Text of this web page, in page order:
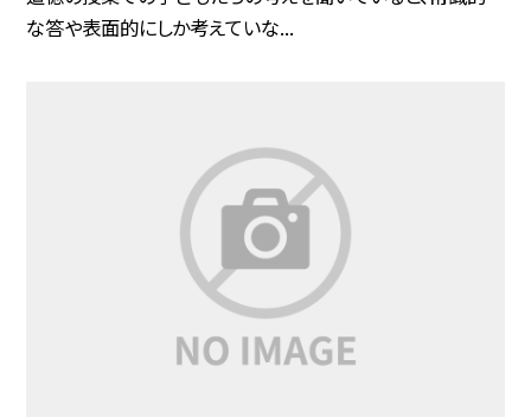
な答や表面的にしか考えていな...